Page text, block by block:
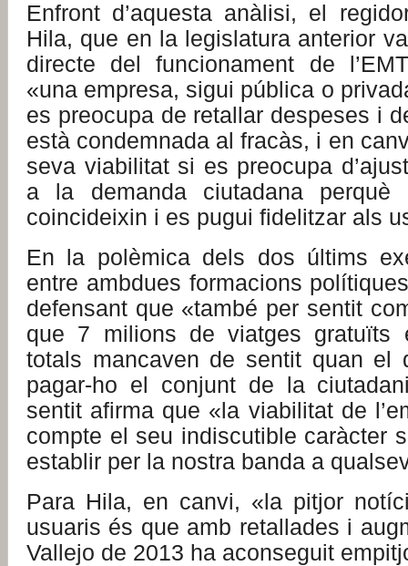
Enfront d’aquesta anàlisi, el
Hila, que en la legislatura anterior
directe del funcionament de
«una empresa, sigui pública o
es preocupa de retallar despeses i
està condemnada al fracàs, i en
seva viabilitat si es preocupa
a la demanda ciutadana perquè
coincideixin i es pugui fidelitzar als
En la polèmica dels dos últims
entre ambdues formacions
defensant que «també per sentit
que 7 milions de viatges gratuïts
totals mancaven de sentit quan el
pagar-ho el conjunt de la
sentit afirma que «la viabilitat de
compte el seu indiscutible caràcter
establir per la nostra banda a
Para Hila, en canvi, «la pitjor
usuaris és que amb retallades i
Vallejo de 2013 ha aconseguit